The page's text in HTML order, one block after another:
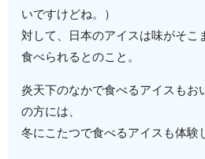
いですけどね。）
対して、日本のアイスは味がそこ
食べられるとのこと。
炎天下のなかで食べるアイスもお
の方には、
冬にこたつで食べるアイスも体験